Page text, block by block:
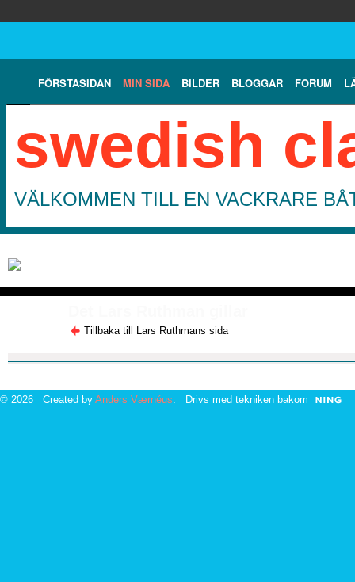
FÖRSTASIDAN MIN SIDA BILDER BLOGGAR FORUM
swedish
VÄLKOMMEN TILL EN VACKRARE
Tillbaka till Lars Ruthmans sida
© 2026 Created by Anders Værnéus . Drivs med tekniken bakom